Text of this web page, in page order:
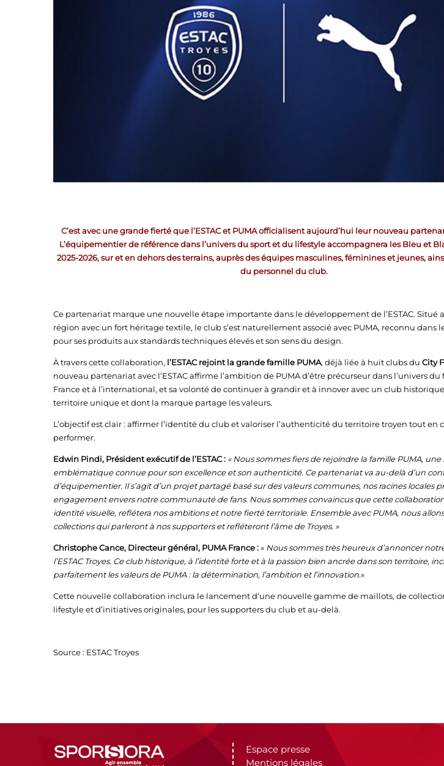
C’est avec une grande fierté que l’ESTAC et PUMA officialisent aujourd’hui leur nouveau
L’équipementier de référence dans l’univers du sport et du lifestyle accompagnera les Bleu et
2025-2026, sur et en dehors des terrains, auprès des équipes masculines, féminines et jeunes,
du personnel du club.
Ce partenariat marque une nouvelle étape importante dans le développement de l’ESTAC. Situé
région avec un fort héritage textile, le club s’est naturellement associé avec PUMA, reconnu dans
pour ses produits aux standards techniques élevés et son sens du design.
À travers cette collaboration, l’ESTAC rejoint la grande famille PUMA, déjà liée à huit clubs du City
nouveau partenariat avec l’ESTAC affirme l’ambition de PUMA d’être précurseur dans l’univers du
France et à l’international, et sa volonté de continuer à grandir et à innover avec un club
territoire unique et dont la marque partage les valeurs.
L’objectif est clair : affirmer l’identité du club et valoriser l’authenticité du territoire troyen tout en
performer.
Edwin Pindi, Président exécutif de l’ESTAC : « Nous sommes fiers de rejoindre la famille PUMA,
emblématique connue pour son excellence et son authenticité. Ce partenariat va au-delà d’un
d’équipementier. Il s’agit d’un projet partagé basé sur des valeurs communes, nos racines locales
engagement envers notre communauté de fans. Nous sommes convaincus que cette
identité visuelle, reflétera nos ambitions et notre fierté territoriale. Ensemble avec PUMA, nous
collections qui parleront à nos supporters et refléteront l’âme de Troyes. »
Christophe Cance, Directeur général, PUMA France :« Nous sommes très heureux d’annoncer
l’ESTAC Troyes. Ce club historique, à l’identité forte et à la passion bien ancrée dans son territoire,
parfaitement les valeurs de PUMA : la détermination, l’ambition et l’innovation.»
Cette nouvelle collaboration inclura le lancement d’une nouvelle gamme de maillots, de
lifestyle et d’initiatives originales, pour les supporters du club et au-delà.
Source : ESTAC Troyes
Espace presse
Mentions légales